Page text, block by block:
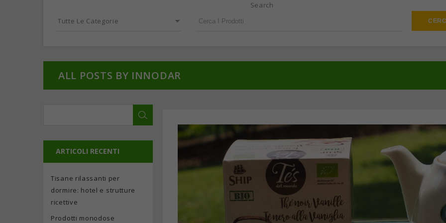
Search
Tutte Le Categorie
ALL POSTS BY INNODAR
ARTICOLI RECENTI
Tisane rilassanti per
dormire: hotel e strutture
ricettive
Prodotti monodose